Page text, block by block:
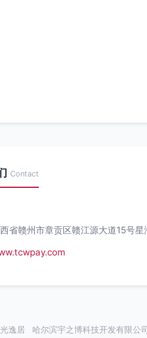
Contact
省赣州市章贡区赣江源大道15号星
逸居 哈尔滨宇之博科技开发有限公司